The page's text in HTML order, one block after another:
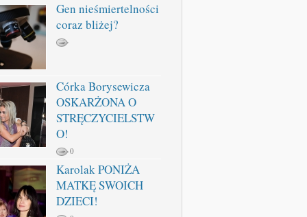
Gen nieśmiertelności
coraz bliżej?
Córka Borysewicza
OSKARŻONA O
STRĘCZYCIELSTW
O!
0
Karolak PONIŻA
MATKĘ SWOICH
DZIECI!